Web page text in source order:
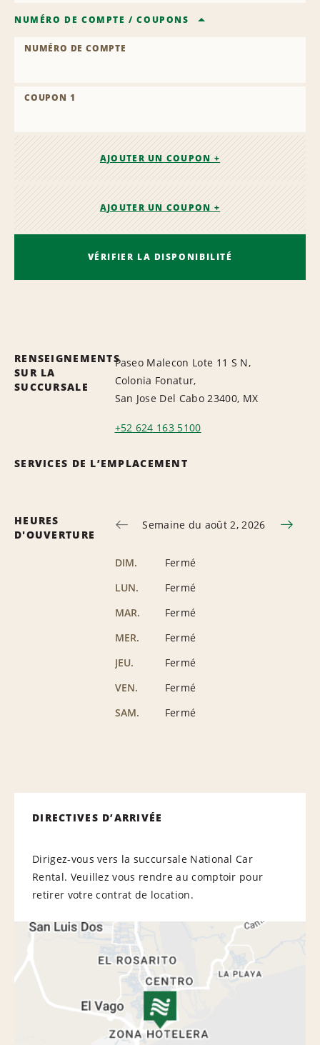
NUMÉRO DE COMPTE /COUPONS
NUMÉRO DE COMPTE
COUPON 1
AJOUTER UN COUPON +
AJOUTER UN COUPON +
VÉRIFIER LA DISPONIBILITÉ
RENSEIGNEMENTS
SUR LA
SUCCURSALE
Paseo Malecon Lote 11 S N,
Colonia Fonatur,
San Jose Del Cabo 23400, MX
+52 624 163 5100
SERVICES DE L’EMPLACEMENT
HEURES
D'OUVERTURE
Semaine du août 2, 2026
DIM.
Fermé
LUN.
Fermé
MAR.
Fermé
MER.
Fermé
JEU.
Fermé
VEN.
Fermé
SAM.
Fermé
DIRECTIVES D’ARRIVÉE
Dirigez-vous vers la succursale National Car
Rental. Veuillez vous rendre au comptoir pour
retirer votre contrat de location.